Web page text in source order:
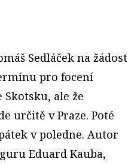
Sedláček na žádost
pro focení
Skotsku, ale že
určitě v Praze. Poté
v poledne. Autor
Eduard Kauba,